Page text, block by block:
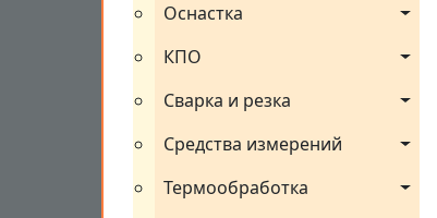
Оснастка
КПО
Сварка и резка
Средства измерений
Термообработка